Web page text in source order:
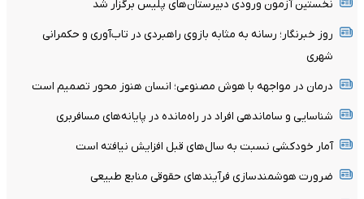
نخستین آزمون ورودی دبیرستان‌های پلیس برگزار شد
روز خبرنگار؛ رسانه به مثابه بازوی راهبردی در تاب‌آوری و حکمرانی
شهری
درمان در مواجهه با هوش مصنوعی؛ انسان هنوز محور تصمیم است
شناسایی و ساماندهی افراد در راه‌مانده در پایانه‌های مسافربری
آمار خودکشی نسبت به سال‌های قبل افزایش نیافته است
ضرورت هوشمندسازی فرآیندهای حقوقی منابع طبیعی